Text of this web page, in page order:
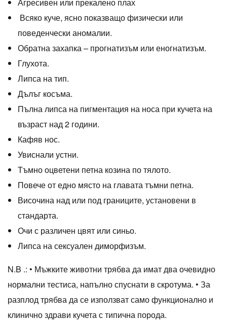
Всяко куче, ясно показващо физически или
поведенчески аномалии.
Обратна захапка – прогнатизъм или еногнатизъм.
Глухота.
Липса на тип.
Дълъг косъма.
Пълна липса на пигментация на носа при кучета на
възраст над 2 години.
Кафяв нос.
Увиснали устни.
Тъмно оцветени петна козина по тялото.
Повече от едно място на главата тъмни петна.
Височина над или под границите, установени в
стандарта.
Очи с различен цвят или синьо.
Липса на сексуален диморфизъм.
N.B .: • Мъжките животни трябва да имат два очевидно
нормални тестиса, напълно спуснати в скротума. • За
разплод трябва да се използват само функционално и
клинично здрави кучета с типична порода.